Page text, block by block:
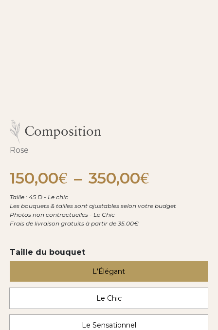
Composition
Rose
150,00€ – 350,00€de
150,00€
à
Taille : 45 D - Le chic
Les bouquets & tailles sont ajustables selon votre budget
Photos non contractuelles - Le Chic
Frais de livraison gratuits à partir de 35.00€
Taille du bouquet
L'Élégant
Le Chic
Le Sensationnel